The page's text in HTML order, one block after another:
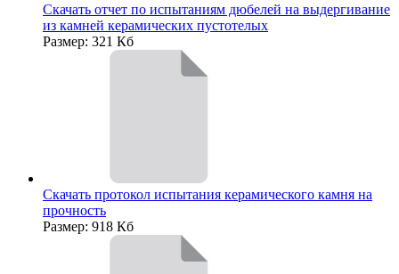
Скачать отчет по испытаниям дюбелей на выдергивание
из камней керамических пустотелых
Размер: 321 Кб
Скачать протокол испытания керамического камня на
прочность
Размер: 918 Кб